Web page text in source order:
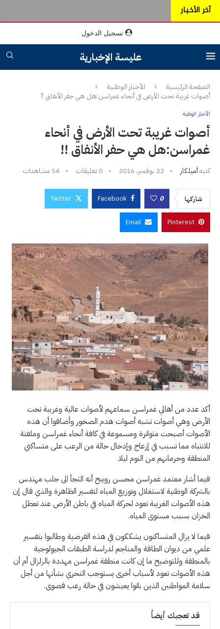
آخر الأخـبـار
تسجيل الدخول
عليسة الإخبارية
الصفحة الرئيسية
الأخبار الوطنية
أصوات غريبة تحت الأرض في أنحاء غمراسن:هل هي حفر الأنفاق !!
الأخبار الوطنية
أصوات غريبة تحت الأرض في أنحاء
غمراسن:هل هي حفر الأنفاق !!
كتبهأميلكار 22 نوفمبر، 2016 0 تعليقات 54 مشاهدات
شاركها 0
Facebook
Twitter
Pinterest
Email
أكد عدد من أهالي غمراسن سماعهم لأصوات عالية وغريبة تحت
الأرض وهي أصوات تشبه أصوات هدم الصخور وأضافوا أن هذه
الأصوات أصبحت متواترة ومسموعة في كافة أنحاء غمراسن وملفتة
للانتباه مما تسبب في إزعاج وإدخال حالة من الرعب على متساكني
المنطقة وحرمانهم من النوم ليلا.
فيما أشار معتمد غمراسن محسن رويبح أنه التجأ الى جلب مهندس
بالشركة الوطنية لاستغلال وتوزيع المياه لتفسير الظاهرة والذي قال إن
هذه الأصوات الغريبة تعود لحركة المياه في باطن الأرض عند تعطل
الخزان بسبب مستوى المياه.
فيما لا يزال المتساكنون يشككون في هذه الفرضية وطالبوا بتفسير
علمي من ديوان الطاقة والمناجم لدراسة الطبقات الجيولوجية
بالمنطقة وللتوضيح ما إن كانت منطقة غمراسن مهددة بالزلزال أم أن
هذه الأصوات تعود لأسباب أخرى يستوجب التحري بشأنها من أجل
سلامة المواطنين الذين باتوا يعيشون في حالة رعب قصوى.
قد تعجبك أيضاً